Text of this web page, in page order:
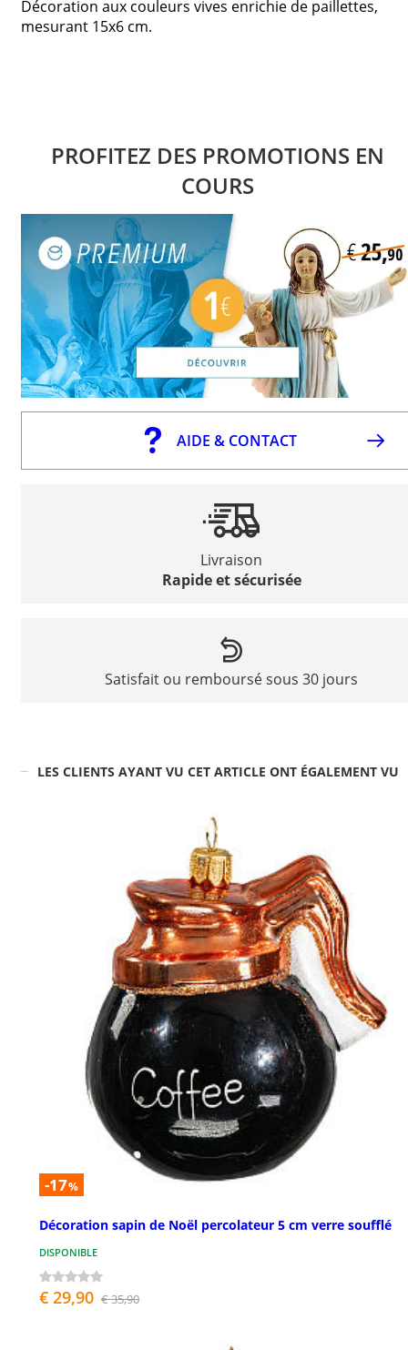
Décoration aux couleurs vives enrichie de paillettes,
mesurant 15x6 cm.
PROFITEZ DES PROMOTIONS EN
COURS
AIDE & CONTACT
Livraison
Rapide et sécurisée
Satisfait ou remboursé sous 30 jours
LES CLIENTS AYANT VU CET ARTICLE ONT ÉGALEMENT VU
-17%
Décoration sapin de Noël percolateur 5 cm verre soufflé
DISPONIBLE
€ 29,90 € 35,90